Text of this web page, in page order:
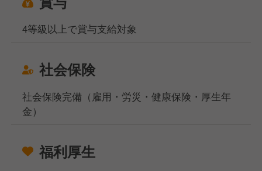
4等級以上で賞与支給対象
社会保険
社会保険完備（雇用・労災・健康保険・厚生年
金）
福利厚生